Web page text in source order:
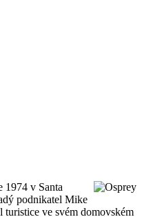
1974 v Santa
podnikatel Mike
ve svém domovském